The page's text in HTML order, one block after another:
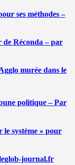
ses méthodes –
Réconda – par
murée dans le
politique – Par
système » pour
leglob-journal.fr